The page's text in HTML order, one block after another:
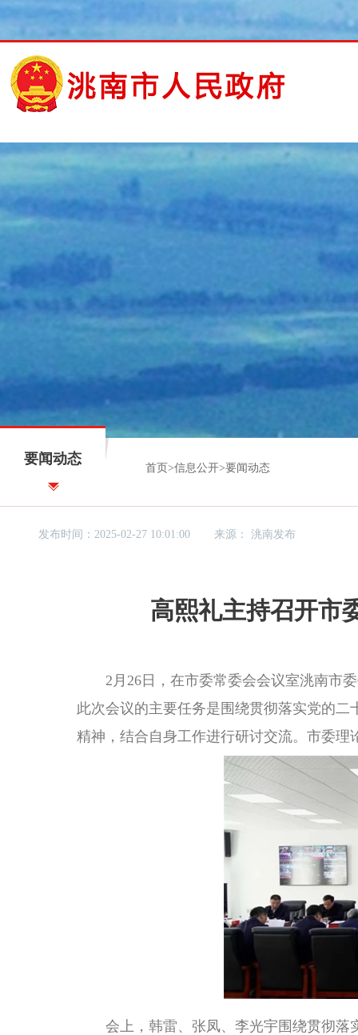
要闻动态
首页 >信息公开>要闻动态
发布时间：2025-02-27 10:01:00 来源：洮南发布
高熙礼主持召开市
2月26日，在市委常委会会议室洮南市委
此次会议的主要任务是围绕贯彻落实党的
精神，结合自身工作进行研讨交流。市委理
会上，韩雷、张凤、李光宇围绕贯彻落